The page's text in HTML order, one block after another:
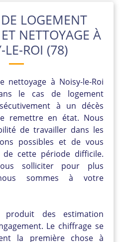
LOGEMENT
NETTOYAGE À
LE-ROI (78)
nettoyage à Noisy-le-Roi
le cas de logement
à un décès
remettre en état. Nous
de travailler dans les
possibles et de vous
cette période difficile.
solliciter pour plus
nous sommes à votre
produit des estimation
Le chiffrage se
la première chose à